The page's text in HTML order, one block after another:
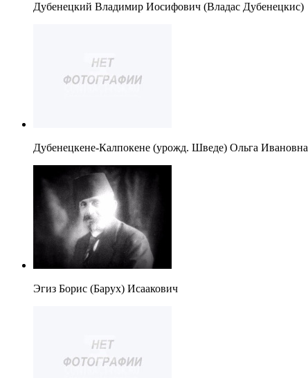
Дубенецкий Владимир Иосифович (Владас Дубенецкис)
Дубенецкене-Калпокене (урожд. Шведе) Ольга Ивановна
Эгиз Борис (Барух) Исаакович